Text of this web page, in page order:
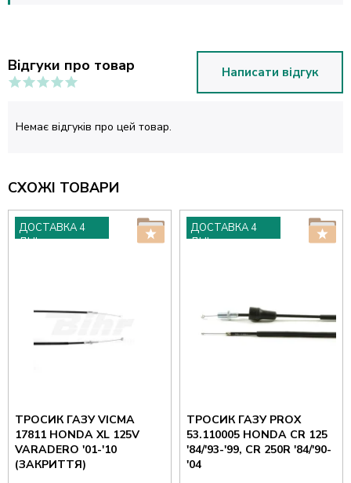
Відгуки про товар Написати відгук
Немає відгуків про цей товар.
СХОЖІ ТОВАРИ
ДОСТАВКА 4
ДНІ
ТРОСИК ГАЗУ VICMA
17811 HONDA XL 125V
VARADERO '01-'10
(ЗАКРИТТЯ)
ДОСТАВКА 4
ДНІ
ТРОСИК ГАЗУ PROX
53.110005 HONDA CR 125
'84/'93-'99, CR 250R '84/'90-
'04